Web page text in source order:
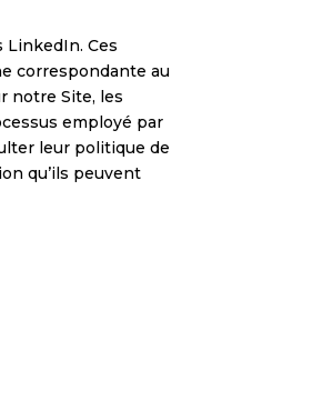
LinkedIn. Ces
correspondante au
notre Site, les
employé par
leur politique de
qu’ils peuvent